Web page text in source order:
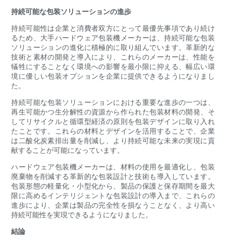
持続可能な包装ソリューションの進歩
持続可能性は企業と消費者双方にとって最優先事項であり続け
るため、大手ハードウェア包装機メーカーは、持続可能な包装
ソリューションの進化に積極的に取り組んでいます。革新的な
技術と素材の開発と導入により、これらのメーカーは、性能を
犠牲にすることなく環境への影響を最小限に抑える、幅広い環
境に優しい包装オプションを企業に提供できるようになりまし
た。
持続可能な包装ソリューションにおける重要な進歩の一つは、
再生可能かつ生分解性の資源から作られた包装材料の開発、そ
してリサイクルと循環型経済の原則を包装デザインに取り入れ
たことです。これらの材料とデザインを活用することで、企業
は二酸化炭素排出量を削減し、より持続可能な未来の実現に貢
献することが可能になっています。
ハードウェア包装機メーカーは、材料の使用を最適化し、包装
廃棄物を削減する革新的な包装設計と技術も導入しています。
包装形態の軽量化・小型化から、製品の保護と保存期間を最大
限に高めるインテリジェントな包装設計の導入まで、これらの
進歩により、企業は製品の完全性を損なうことなく、より高い
持続可能性を実現できるようになりました。
結論